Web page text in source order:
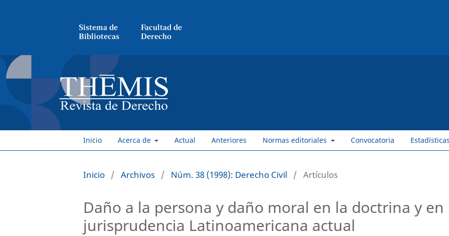
Sistema de
Bibliotecas
Facultad de
Derecho
Inicio Acerca de Actual Anteriores Normas editoriales Convocatoria
Inicio / Archivos / Núm. 38 (1998): Derecho Civil / Artículos
Daño a la persona y daño moral en la doctrina y en
jurisprudencia Latinoamericana actual